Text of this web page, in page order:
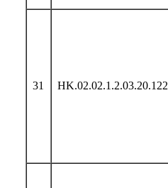
31 HK.02.02.1.2.03.20.122